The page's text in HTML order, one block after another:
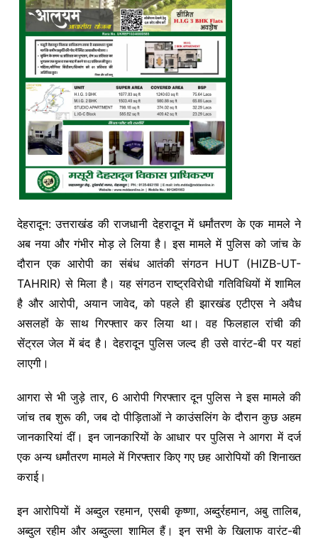
देहरादून: उत्तराखंड की राजधानी देहरादून में धर्मांतरण के एक मामले ने
अब नया और गंभीर मोड़ ले लिया है। इस मामले में पुलिस को जांच के
दौरान एक आरोपी का संबंध आतंकी संगठन HUT (HIZB-UT-
TAHRIR) से मिला है। यह संगठन राष्ट्रविरोधी गतिविधियों में शामिल
है और आरोपी, अयान जावेद, को पहले ही झारखंड एटीएस ने अवैध
असलहों के साथ गिरफ्तार कर लिया था। वह फिलहाल रांची की
सेंट्रल जेल में बंद है। देहरादून पुलिस जल्द ही उसे वारंट-बी पर यहां
लाएगी।
आगरा से भी जुड़े तार, 6 आरोपी गिरफ्तार दून पुलिस ने इस मामले की
जांच तब शुरू की, जब दो पीड़िताओं ने काउंसलिंग के दौरान कुछ अहम
जानकारियां दीं। इन जानकारियों के आधार पर पुलिस ने आगरा में दर्ज
एक अन्य धर्मांतरण मामले में गिरफ्तार किए गए छह आरोपियों की शिनाख्त
कराई।
इन आरोपियों में अब्दुल रहमान, एसबी कृष्णा, अब्दुर्रहमान, अबु तालिब,
अब्दुल रहीम और अब्दुल्ला शामिल हैं। इन सभी के खिलाफ वारंट-बी